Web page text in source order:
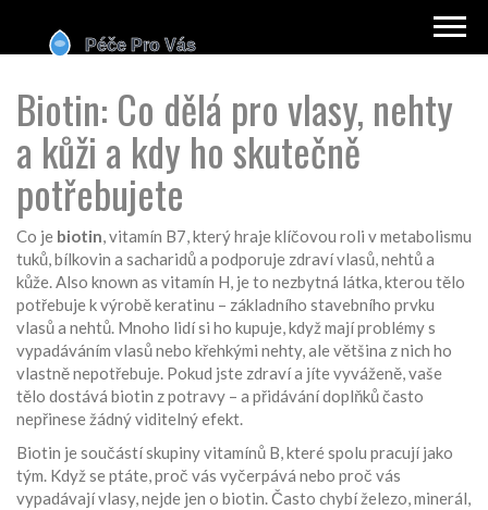
Biotin: Co dělá pro vlasy, nehty
a kůži a kdy ho skutečně
potřebujete
Co je biotin,vitamín B7, který hraje klíčovou roli v metabolismu
tuků, bílkovin a sacharidů a podporuje zdraví vlasů, nehtů a
kůže. Also known as vitamín H, je to nezbytná látka, kterou tělo
potřebuje k výrobě keratinu – základního stavebního prvku
vlasů a nehtů. Mnoho lidí si ho kupuje, když mají problémy s
vypadáváním vlasů nebo křehkými nehty, ale většina z nich ho
vlastně nepotřebuje. Pokud jste zdraví a jíte vyváženě, vaše
tělo dostává biotin z potravy – a přidávání doplňků často
nepřinese žádný viditelný efekt.
Biotin je součástí skupiny vitamínů B, které spolu pracují jako
tým. Když se ptáte, proč vás vyčerpává nebo proč vás
vypadávají vlasy, nejde jen o biotin. Často chybíželezo,minerál,